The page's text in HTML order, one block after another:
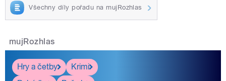
Všechny díly pořadu na mujRozhlas
mujRozhlas
Hry a četby
Krimi